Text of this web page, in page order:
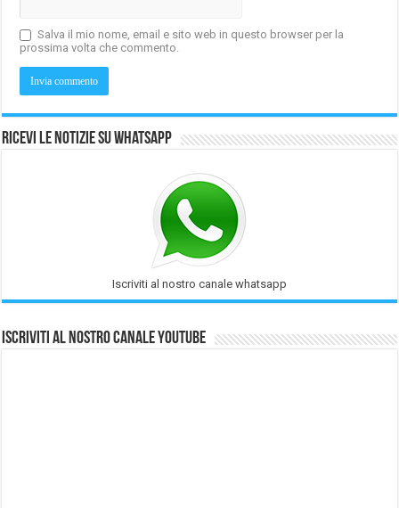
Salva il mio nome, email e sito web in questo browser per la
prossima volta che commento.
Ricevi le notizie su Whatsapp
Iscriviti al nostro canale whatsapp
Iscriviti al nostro Canale Youtube